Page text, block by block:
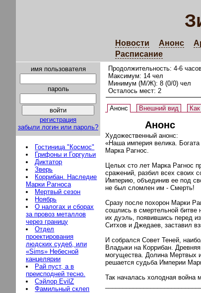
Новости Анонс
Расписание
имя пользователя
пароль
регистрация
забыли логин или пароль?
Гостиница "Космос"
Грифоны и Горгульи
Диктатор
Зверь
Коррибан. Наследие
Марки Рагноса
Мертвый сезон
Ноябрь
О налогах и сборах
за провоз металлов
через границу
Отдел
проектирования
людских судеб, или
«Sims» Небесной
канцелярии
Рай пуст, а в
преисподней тесно.
Сэйлор EvilZ
Фамильный склеп
Продолжительность: 4-6
Максимум: 14 чел
Минимум (М/Ж): 8 (0/0) чел
Осталось мест: 2
Анонс Внешний вид
Анонс
Художественный анонс:
«Наша империя велика.
Марка Рагнос.
Целых сто лет Марка Рагнос
сражений, разбил всех своих
Империю, объединив ее под
не был сломлен им - Смерть!
Сразу после похорон Марки
сошлись в смертельной
их дуэль, появившись перед
Ситхов и Джедаев, заставил
И собрался Совет Теней,
Владыки на Коррибан.
могущества. Долина Мертвых
решается судьба Империи
Так началась холодная война